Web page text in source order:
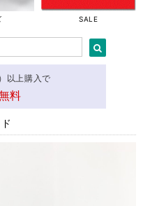
SALE
以上購入で
料